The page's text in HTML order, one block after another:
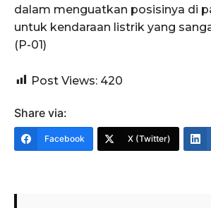
dalam menguatkan posisinya di
untuk kendaraan listrik yang
(P-01)
Post Views: 420
Share via:
Facebook X (Twitter)